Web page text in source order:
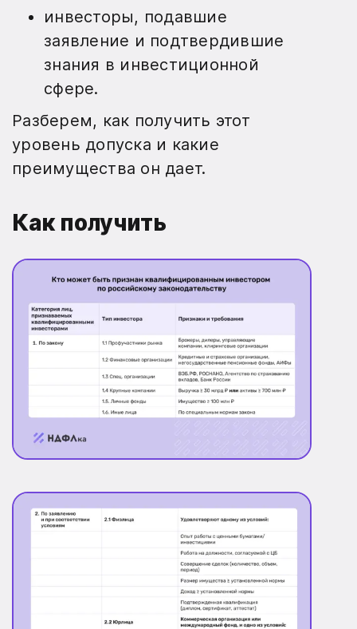
инвесторы, подавшие
заявление и подтвердившие
знания в инвестиционной
сфере.
Разберем, как получить этот
уровень допуска и какие
преимущества он дает.
Как получить